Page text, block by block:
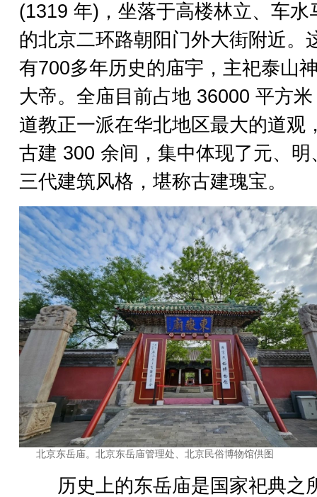
(1319 年)，坐落于高楼林立、车水
的北京二环路朝阳门外大街附近。
有700多年历史的庙宇，主祀泰山
大帝。全庙目前占地 36000 平方
道教正一派在华北地区最大的道观
古建 300 余间，集中体现了元、明
三代建筑风格，堪称古建瑰宝。
北京东岳庙。北京东岳庙管理处、北京民俗博物馆供图
历史上的东岳庙是国家祀典之